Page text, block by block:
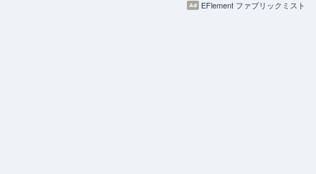
EFlement ファブリックミスト